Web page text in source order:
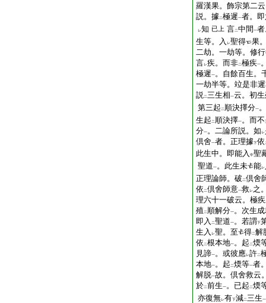
羅漢果。飾宗第二
説。據二極遲一者。
レ知 已上 言二中間 一
生等。入 レ聖得
果
二劫。一劫等。修
言レ疾。而非二極疾一
極遲一。自餘百生。
一劫半等。竝是非
説二三生相一云。初
第三起 二 順決擇分一
生起 二 順決擇一。而不
分一。二論所説。如 レ
倶舍一者。正理據下依
此生中。即能入 中聖
聖道一。此生未 能レ
正理論師。破 二倶舍
依 二倶舍師意一救レ之
理六十一破云。極
殖 二 順解分一。次生
即入 二聖道一。若謂下
生入 レ聖。至 得二解
依 二根本地一。起 二煗
見諦一。或彼應レ許二
本地一。起 二煗等一者
解脱一故。倶舍救云
於二前生一。已起 二煗
亦復無レ有下減二三生一